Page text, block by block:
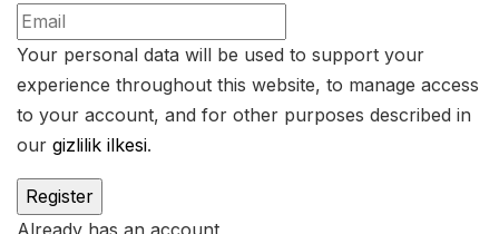
Your personal data will be used to support your
experience throughout this website, to manage access
to your account, and for other purposes described in
our gizlilik ilkesi.